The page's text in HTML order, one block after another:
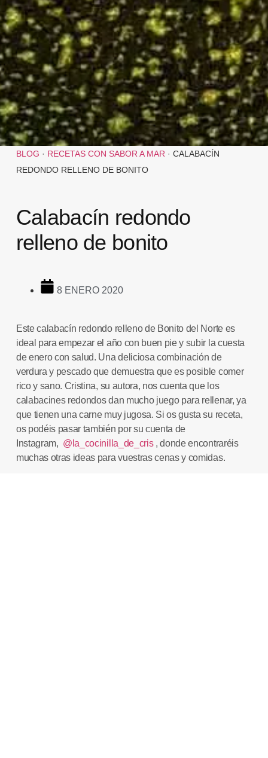
BLOG · RECETAS CON SABOR A MAR· CALABACÍN
REDONDO RELLENO DE BONITO
Calabacín redondo
relleno de bonito
8 ENERO 2020
Estecalabacín redondo relleno de Bonito del Nortees
ideal para empezar el año con buen pie y subir la cuesta
de enero con salud. Una deliciosa combinación de
verdura y pescado que demuestra que es posible comer
rico y sano. Cristina, su autora, nos cuenta que los
calabacines redondos dan mucho juego para rellenar, ya
que tienen una carne muy jugosa. Si os gusta su receta,
os podéis pasar también por su cuenta de
Instagram, @la_cocinilla_de_cris, donde encontraréis
muchas otras ideas para vuestras cenas y comidas.